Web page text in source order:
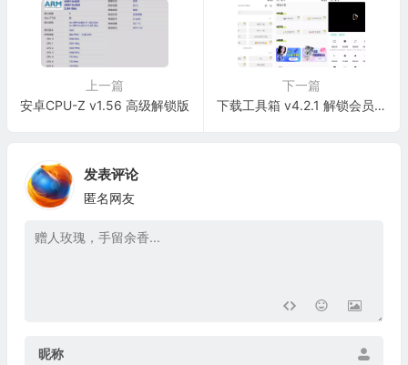
上一篇
安卓CPU-Z v1.56 高级解锁版
下一篇
下载工具箱 v4.2.1 解锁会员高级版
发表评论
匿名网友
昵称